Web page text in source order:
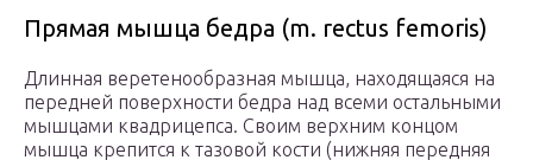
Прямая мышца бедра (m. rectus femoris)
Длинная веретенообразная мышца, находящаяся на
передней поверхности бедра над всеми остальными
мышцами квадрицепса. Своим верхним концом
мышца крепится к тазовой кости (нижняя передняя